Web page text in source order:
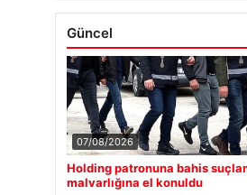
Güncel
07/08/2026
Holding patronuna bahis
malvarlığına el konuldu